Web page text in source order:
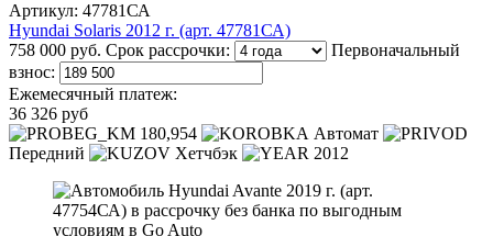
Артикул: 47781СА
Hyundai Solaris 2012 г. (арт. 47781СА)
758 000 руб. Срок рассрочки:
Первоначальный
взнос:
Ежемесячный платеж:
36 326 руб
180,954
Автомат
Передний
Хетчбэк 2012